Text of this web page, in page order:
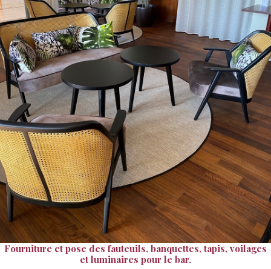
Fourniture et pose des fauteuils, banquettes, tapis, voilages
et luminaires pour le bar.